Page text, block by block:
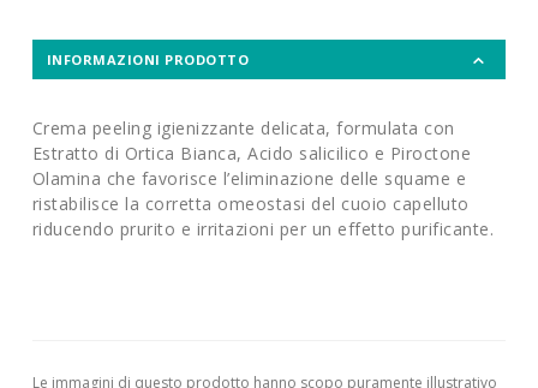
INFORMAZIONI PRODOTTO
Crema peeling igienizzante delicata, formulata con
Estratto di Ortica Bianca, Acido salicilico e Piroctone
Olamina che favorisce l’eliminazione delle squame e
ristabilisce la corretta omeostasi del cuoio capelluto
riducendo prurito e irritazioni per un effetto purificante.
Le immagini di questo prodotto hanno scopo puramente illustrativo